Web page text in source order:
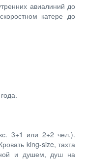
авиалиний до
катере до
3+1 или 2+2 чел.).
king-size, тахта
и душем, душ на